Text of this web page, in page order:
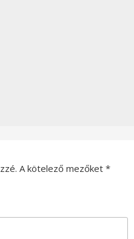
A kötelező mezőket *